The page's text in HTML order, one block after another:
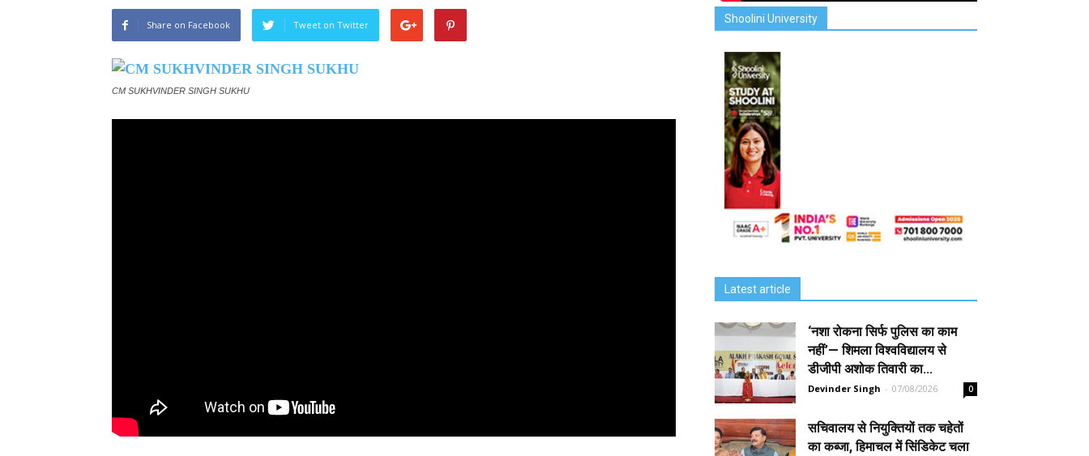
Share on Facebook Tweet on Twitter
CM SUKHVINDER SINGH SUKHU
Shoolini University
Latest article
‘नशा रोकना सिर्फ पुलिस का काम
नहीं’— शिमला विश्वविद्यालय से
डीजीपी अशोक तिवारी का...
Devinder Singh - 07/08/2026 0
सचिवालय से नियुक्तियों तक चहेतों
का कब्जा, हिमाचल में सिंडिकेट चला